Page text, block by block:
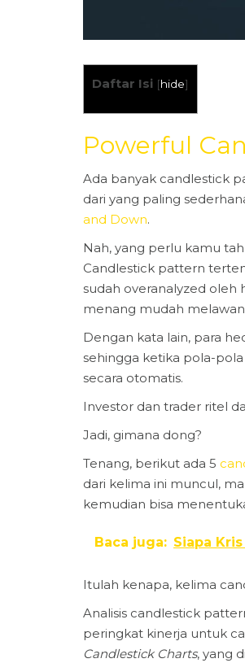
Daftar Isi [hide]
Powerful
Ada banyak candlestick
dari yang paling
and Down.
Nah, yang perlu kamu
Candlestick pattern
sudah overanalyzed oleh
menang mudah
Dengan kata lain, para
sehingga ketika pola-
secara otomatis.
Investor dan trader ritel
Jadi, gimana dong?
Tenang, berikut ada 5
dari kelima ini muncul,
kemudian bisa
Baca juga: Siapa
Itulah kenapa, kelima
Analisis candlestick
peringkat kinerja untuk
Candlestick Charts, yang